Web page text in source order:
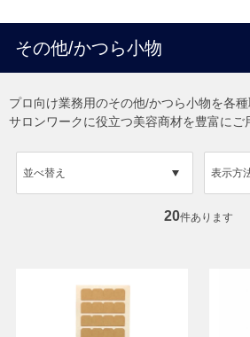
その他/かつら小物
プロ向け業務用のその他/かつら小物を各種
サロンワークに役立つ美容商材を豊富にご
表示方
並べ替え
20件あります